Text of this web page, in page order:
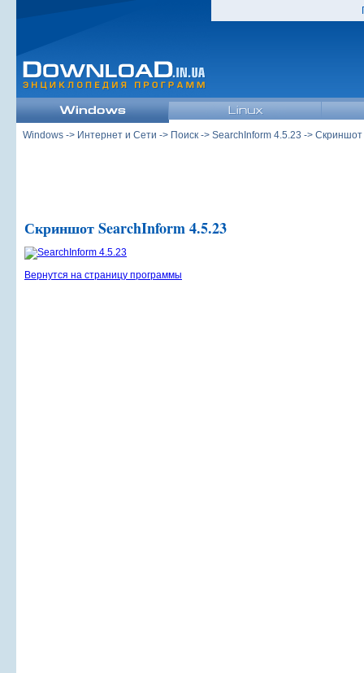
Windows -> Интернет и Сети -> Поиск -> SearchInform 4.5.23 -> Скриншот
Скриншот SearchInform 4.5.23
Вернутся на страницу программы